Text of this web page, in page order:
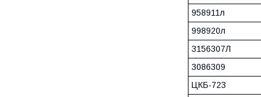
958911л
998920л
3156307Л
3086309
ЦКБ-723